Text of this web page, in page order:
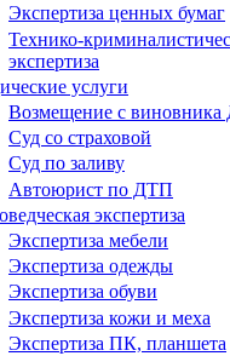
Экспертиза ценных бумаг
Технико-
экспертиза
услуги
Возмещение с
Суд со страховой
Суд по заливу
Автоюрист по ДТП
экспертиза
Экспертиза мебели
Экспертиза одежды
Экспертиза обуви
Экспертиза кожи и меха
Экспертиза ПК, планшета